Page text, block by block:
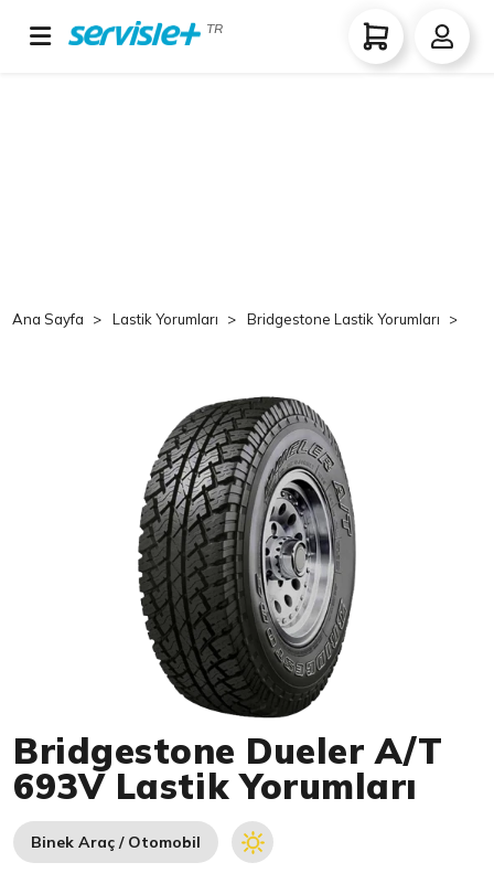
TR
Ana Sayfa Lastik Yorumları Bridgestone Lastik Yorumları
Bridgestone Dueler A/T
693V Lastik Yorumları
Binek Araç / Otomobil